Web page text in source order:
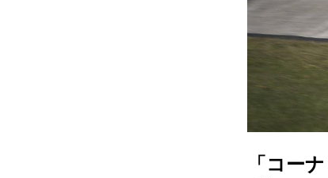
「コー